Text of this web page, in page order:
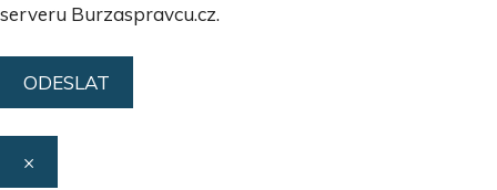
serveru Burzaspravcu.cz.
×